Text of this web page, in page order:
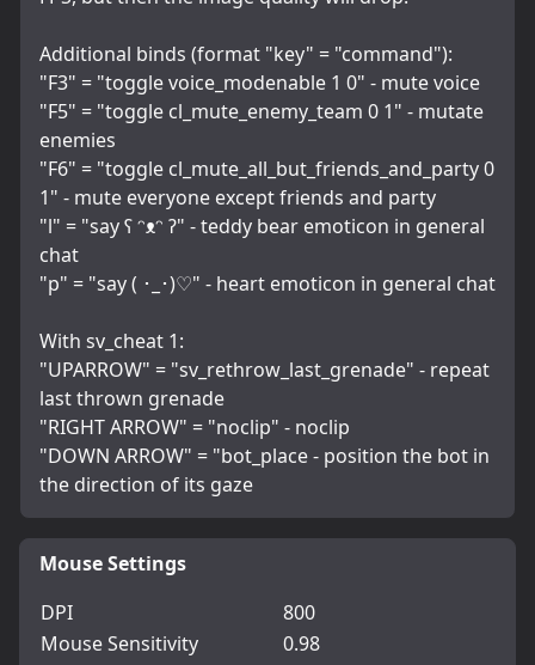
Additional binds (format "key" = "command"):
"F3" = "toggle voice_modenable 1 0" - mute voice
"F5" = "toggle cl_mute_enemy_team 0 1" - mutate
enemies
"F6" = "toggle cl_mute_all_but_friends_and_party 0
1" - mute everyone except friends and party
"l" = "say ʕ ᵔᴥᵔ ʔ" - teddy bear emoticon in general
chat
"p" = "say ( ･_･)♡" - heart emoticon in general chat
With sv_cheat 1:
"UPARROW" = "sv_rethrow_last_grenade" - repeat
last thrown grenade
"RIGHT ARROW" = "noclip" - noclip
"DOWN ARROW" = "bot_place - position the bot in
the direction of its gaze
Mouse Settings
DPI
800
Mouse Sensitivity
0.98